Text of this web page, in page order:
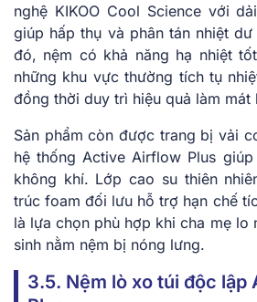
nghệ KIKOO Cool Science với
giúp hấp thụ và phân tán nhiệt
đó, nệm có khả năng hạ nhiệt
những khu vực thường tích tụ
đồng thời duy trì hiệu quả làm mát
Sản phẩm còn được trang bị vải
hệ thống Active Airflow Plus
không khí. Lớp cao su thiên
trúc foam đối lưu hỗ trợ hạn chế
là lựa chọn phù hợp khi cha mẹ lo
sinh nằm nệm bị nóng lưng.
3.5. Nệm lò xo túi độc lập